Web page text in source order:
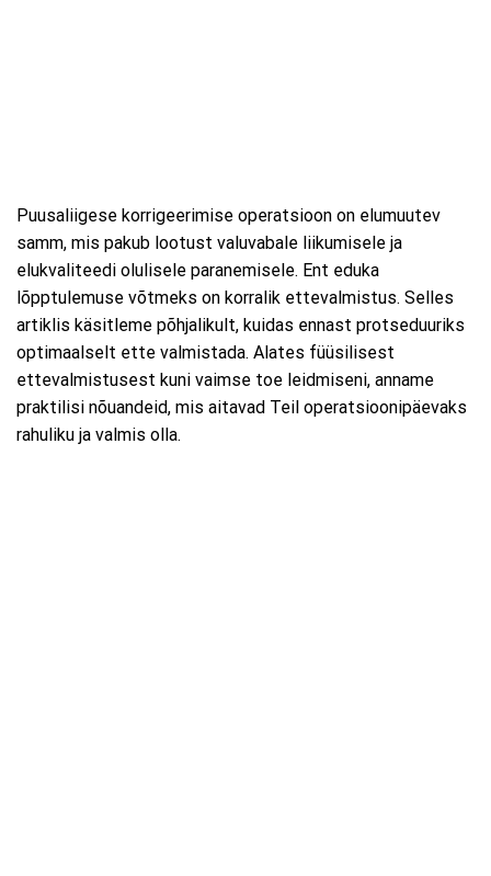
Puusaliigese korrigeerimise operatsioon on elumuutev
samm, mis pakub lootust valuvabale liikumisele ja
elukvaliteedi olulisele paranemisele. Ent eduka
lõpptulemuse võtmeks on korralik ettevalmistus. Selles
artiklis käsitleme põhjalikult, kuidas ennast protseduuriks
optimaalselt ette valmistada. Alates füüsilisest
ettevalmistusest kuni vaimse toe leidmiseni, anname
praktilisi nõuandeid, mis aitavad Teil operatsioonipäevaks
rahuliku ja valmis olla.